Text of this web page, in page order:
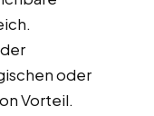
oder
Vorteil.